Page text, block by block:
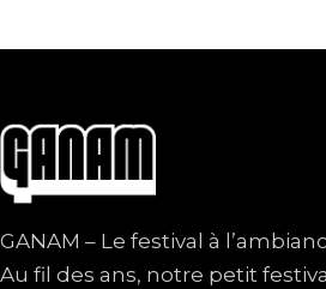
GANAM – Le festival à
Au fil des ans, notre petit